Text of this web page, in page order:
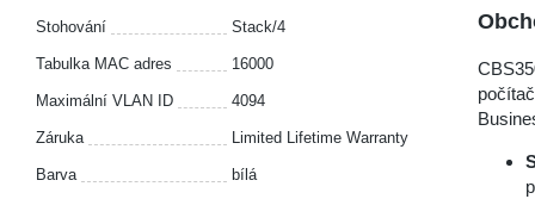
Stohování Stack/4
Tabulka MAC adres 16000
Maximální VLAN ID 4094
Záruka Limited Lifetime Warranty
Barva bílá